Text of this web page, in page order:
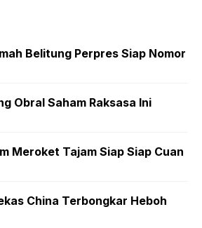
Belitung Perpres Siap Nomor
Obral Saham Raksasa Ini
Meroket Tajam Siap Siap Cuan
China Terbongkar Heboh